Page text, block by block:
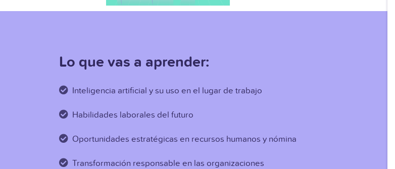
Lo que vas a aprender:
Inteligencia artificial y su uso en el lugar de trabajo
Habilidades laborales del futuro
Oportunidades estratégicas en recursos humanos y nómina
Transformación responsable en las organizaciones